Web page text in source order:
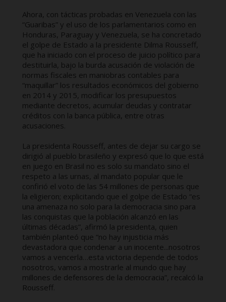
Ahora, con tácticas probadas en Venezuela con las
“Guaribas” y el uso de los parlamentarios como en
Honduras, Paraguay y Venezuela, se ha concretado
el golpe de Estado a la presidente Dilma Rousseff,
que ha iniciado con el proceso de juicio político para
destituirla, bajo la burda acusación de violación de
normas fiscales en maniobras contables para
“maquillar” los resultados económicos del gobierno
en 2014 y 2015, modificar los presupuestos
mediante decretos, acumular deudas y contratar
créditos con la banca pública, entre otras
acusaciones.
La presidenta Rousseff, antes de dejar su cargo se
dirigió al pueblo brasileño y expresó que lo que está
en juego en Brasil no es solo su mandato sino el
respeto a las urnas, al mandato popular que le
confirió el voto de las 54 millones de personas que
la eligieron; explicitando que el golpe de Estado “es
una amenaza no solo para la democracia sino para
las conquistas que la población alcanzó en las
últimas décadas”, afirmó la presidenta, quien
también planteó que “no hay injusticia más
devastadora que condenar a un inocente...nosotros
vamos a vencerla…esta victoria depende de todos
nosotros, vamos a mostrarle al mundo que hay
millones de defensores de la democracia”, recalcó la
Rousseff.